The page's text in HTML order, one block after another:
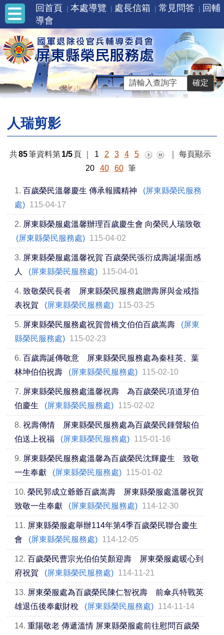
回首頁 本處導覽 處長信箱 常見問答
回輔
導會
人瑞剪影
共85筆資料第 1/5 頁 1 2 3 4 5
每頁顯示
20
40 60 筆
1. 百歲榮民溫馨慶生 傳承報國精神
(屏東縣榮民服務
處) 115-04-17
2. 屏東縣榮服處溫馨辦理百歲慶生會 向榮民人瑞致敬
(屏東縣榮民服務處) 115-04-02
3. 屏東縣榮服處溫馨祝賀 百歲榮民張衍成壽誕場面感
人
(屏東縣榮民服務處) 115-04-01
4. 致敬榮民長者 屏東縣榮民服務處贈壽屏與金戒指
表祝賀
(屏東縣榮民服務處) 115-03-25
5. 屏東縣榮民服務處祝賀曾橋文伯伯百歲嵩壽
(屏東
縣榮民服務處) 115-02-23
6. 百歲壽誕傳敬意 屏東縣榮民服務處為秦桂英、葉
林坤伯伯祝壽
(屏東縣榮民服務處) 115-02-10
7. 屏東縣榮民服務處溫馨祝壽 為百歲榮民項道芽伯
伯慶生
(屏東縣榮民服務處) 115-02-02
8. 祝壽傳情 屏東縣榮民服務處為百歲榮民鍾聲駿伯
伯送上祝福
(屏東縣榮民服務處) 115-01-16
9. 屏東縣榮民服務處溫馨為百歲榮民沈輝慶生 致敬
一生奉獻
(屏東縣榮民服務處) 115-01-02
10. 榮民郭成立爺爺百歲嵩壽 屏東縣榮服處溫馨祝賀
致敬一生奉獻
(屏東縣榮民服務處) 114-12-30
11. 屏東縣榮服處舉辦114年第4季百歲榮民聯合慶生
會
(屏東縣榮民服務處) 114-12-05
12. 百歲榮民曹宗光伯伯笑顏迎壽 屏東榮服處暖心到
府祝賀
(屏東縣榮民服務處) 114-11-21
13. 屏東榮服處為百歲榮民陳仁智祝壽 前傘兵特戰英
雄退伍後奉獻財稅
(屏東縣榮民服務處) 114-11-14
14. 重陽敬老 傳遞溫情 屏東縣榮服處前往慰問百歲榮